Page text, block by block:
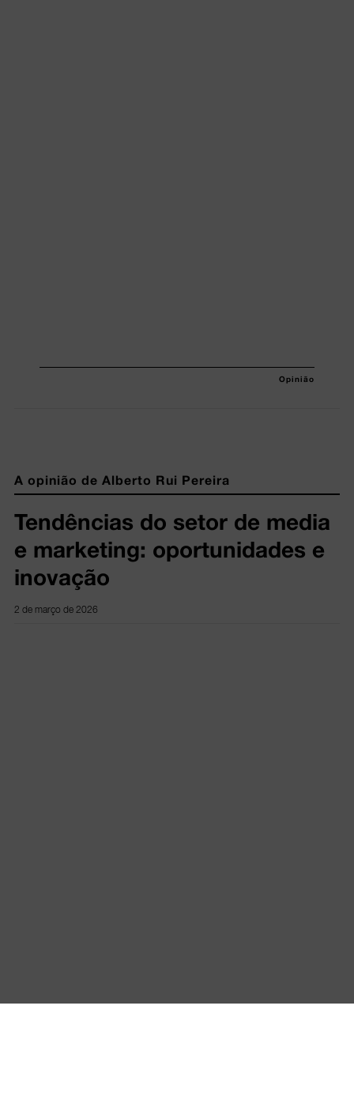
Opinião
A opinião de Alberto Rui Pereira
Tendências do setor de media
e marketing: oportunidades e
inovação
2 de março de 2026